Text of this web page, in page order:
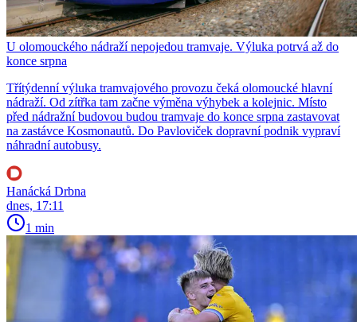
U olomouckého nádraží nepojedou tramvaje. Výluka potrvá až do
konce srpna
Třítýdenní výluka tramvajového provozu čeká olomoucké hlavní
nádraží. Od zítřka tam začne výměna výhybek a kolejnic. Místo
před nádražní budovou budou tramvaje do konce srpna zastavovat
na zastávce Kosmonautů. Do Pavloviček dopravní podnik vypraví
náhradní autobusy.
Hanácká Drbna
dnes, 17:11
1 min